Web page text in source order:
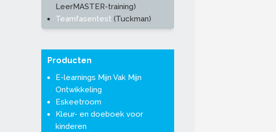
LeerMASTER-training)
Teamfasentest (Tuckman)
Producten
E-learnings Mijn Vak Mijn
Ontwikkeling
Eskeetroom
Kleur- en doeboek voor
kinderen